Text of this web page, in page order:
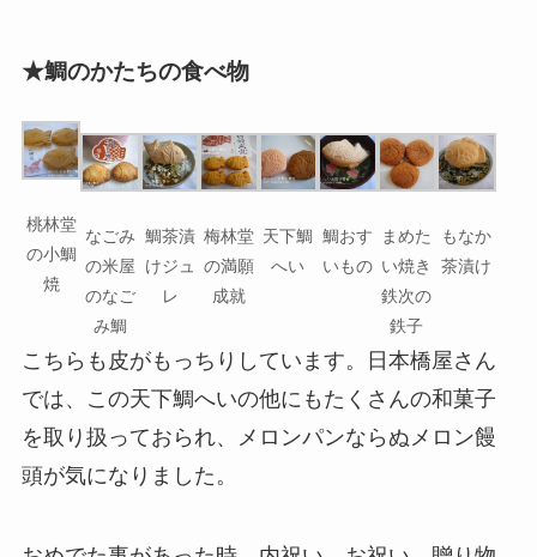
★鯛のかたちの食べ物
桃林堂
の小鯛
焼
なごみ
の米屋
のなご
み鯛
鯛茶漬
けジュ
レ
梅林堂
の満願
成就
天下鯛
へい
鯛おす
いもの
まめた
い焼き
鉄次の
鉄子
もなか
茶漬け
こちらも皮がもっちりしています。日本橋屋さん
では、この天下鯛へいの他にもたくさんの和菓子
を取り扱っておられ、メロンパンならぬメロン饅
頭が気になりました。